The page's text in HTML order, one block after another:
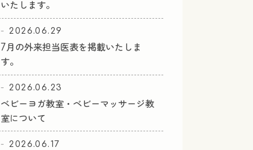
いたします。
2026.06.29
7月の外来担当医表を掲載いたしま
す。
2026.06.23
ベビーヨガ教室・ベビーマッサージ教
室について
2026.06.17